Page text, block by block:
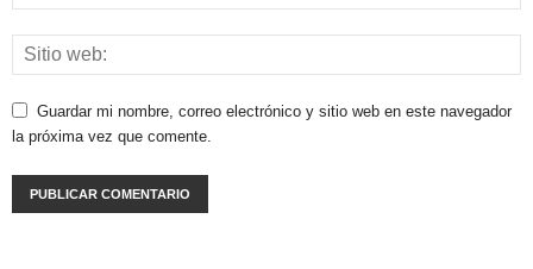
Guardar mi nombre, correo electrónico y sitio web en este navegador
la próxima vez que comente.